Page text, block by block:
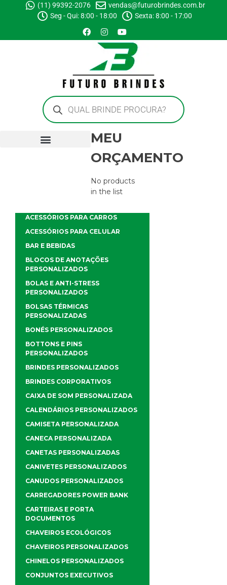
(11) 99392-2076
vendas@futurobrindes.com.br
Seg - Qui: 8:00 - 18:00
Sexta: 8:00 - 17:00
MEU
ORÇAMENTO
No products
in the list
ACESSÓRIOS PARA CARROS
ACESSÓRIOS PARA CELULAR
BAR E BEBIDAS
BLOCOS DE ANOTAÇÕES
PERSONALIZADOS
BOLAS E ANTI-STRESS
PERSONALIZADOS
BOLSAS TÉRMICAS
PERSONALIZADAS
BONÉS PERSONALIZADOS
BOTTONS E PINS
PERSONALIZADOS
BRINDES PERSONALIZADOS
BRINDES CORPORATIVOS
CAIXA DE SOM PERSONALIZADA
CALENDÁRIOS PERSONALIZADOS
CAMISETA PERSONALIZADA
CANECA PERSONALIZADA
CANETAS PERSONALIZADAS
CANIVETES PERSONALIZADOS
CANUDOS PERSONALIZADOS
CARREGADORES POWER BANK
CARTEIRAS E PORTA
DOCUMENTOS
CHAVEIROS ECOLÓGICOS
CHAVEIROS PERSONALIZADOS
CHINELOS PERSONALIZADOS
CONJUNTOS EXECUTIVOS